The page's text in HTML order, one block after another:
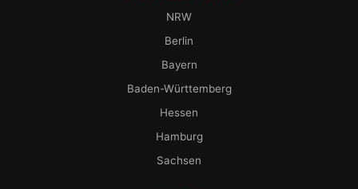
NRW
Berlin
Bayern
Baden-Württemberg
Hessen
Hamburg
Sachsen